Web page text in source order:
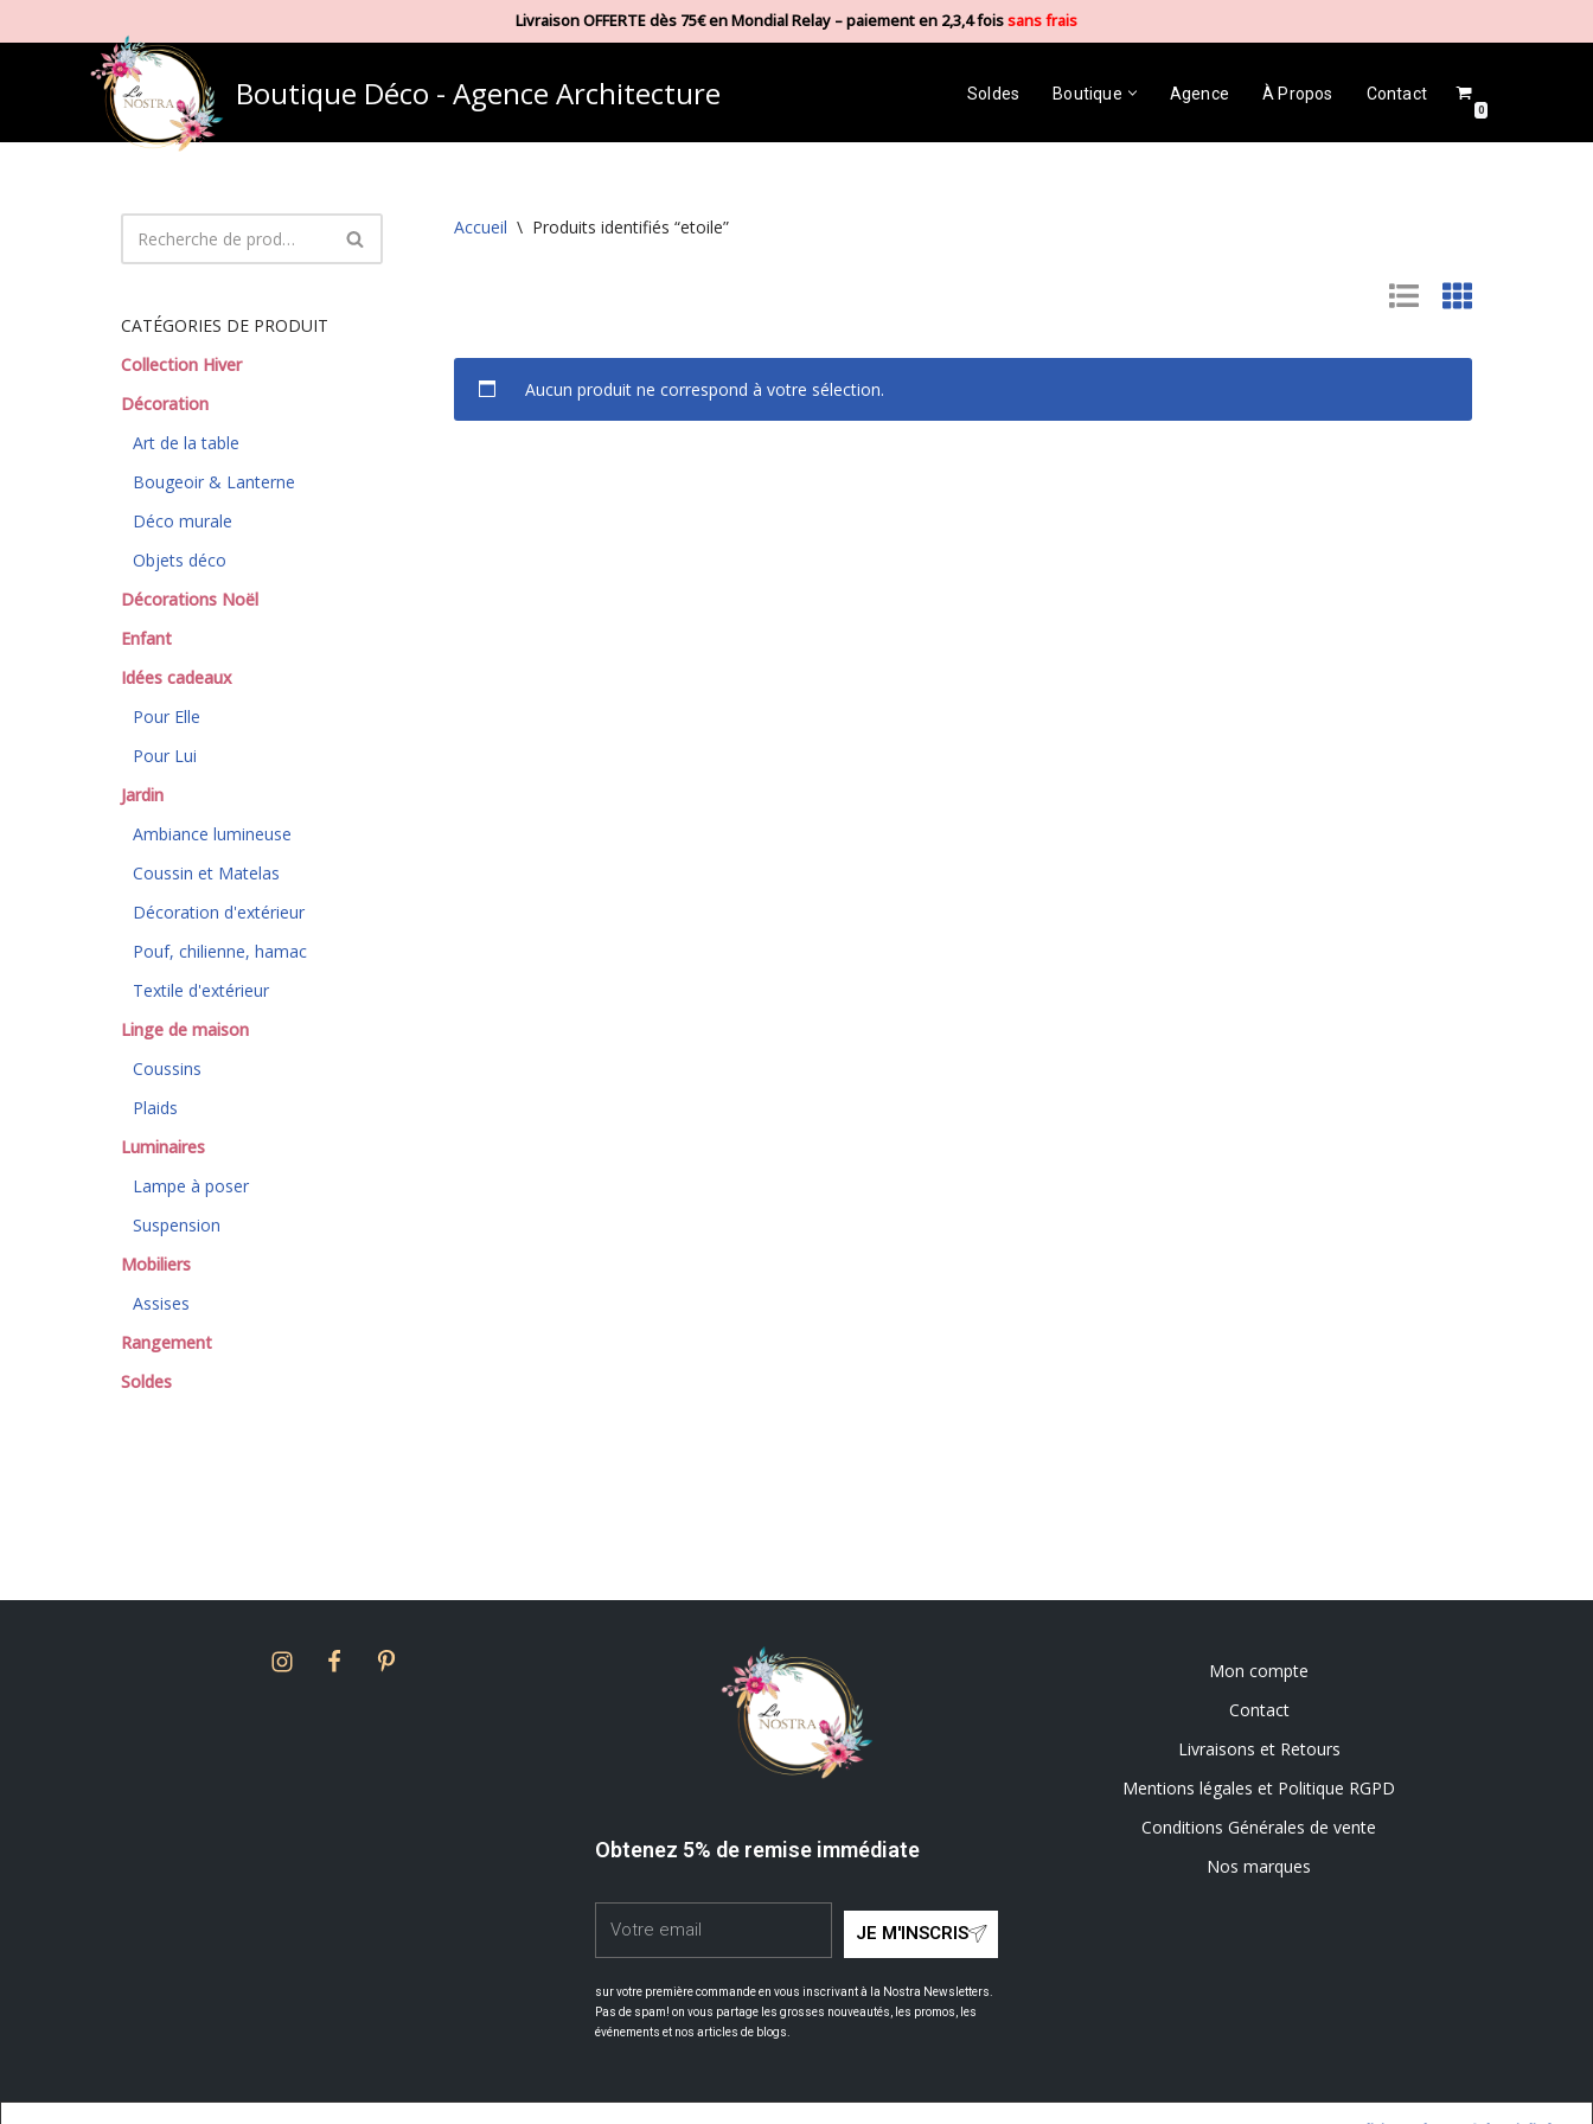
Livraison OFFERTE dès 75€ en Mondial Relay – paiement en 2,3,4 foissans frais
Boutique Déco - Agence Architecture Soldes Boutique Agence À Propos Contact
0
CATÉGORIES DE PRODUIT
Collection Hiver
Décoration
Art de la table
Bougeoir & Lanterne
Déco murale
Objets déco
Décorations Noël
Enfant
Idées cadeaux
Pour Elle
Pour Lui
Jardin
Ambiance lumineuse
Coussin et Matelas
Décoration d'extérieur
Pouf, chilienne, hamac
Textile d'extérieur
Linge de maison
Coussins
Plaids
Luminaires
Lampe à poser
Suspension
Mobiliers
Assises
Rangement
Soldes
Accueil \ Produits identifiés “etoile”
Aucun produit ne correspond à votre sélection.
Obtenez 5% de remise immédiate
JE M'INSCRIS
sur votre première commande en vous inscrivant à la Nostra Newsletters.
Pas de spam! on vous partage les grosses nouveautés, les promos, les
événements et nos articles de blogs.
Mon compte
Contact
Livraisons et Retours
Mentions légales et Politique RGPD
Conditions Générales de vente
Nos marques